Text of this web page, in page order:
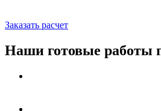
Заказать расчет
Наши готовые работы